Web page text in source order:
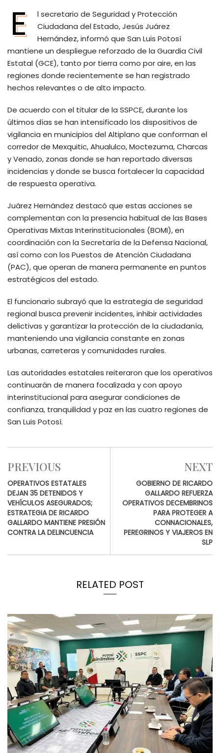
E
l secretario de Seguridad y Protección
Ciudadana del Estado, Jesús Juárez
Hernández, informó que San Luis Potosí
mantiene un despliegue reforzado de la Guardia Civil
Estatal (GCE), tanto por tierra como por aire, en las
regiones donde recientemente se han registrado
hechos relevantes o de alto impacto.
De acuerdo con el titular de la SSPCE, durante los
últimos días se han intensificado los dispositivos de
vigilancia en municipios del Altiplano que conforman el
corredor de Mexquitic, Ahualulco, Moctezuma, Charcas
y Venado, zonas donde se han reportado diversas
incidencias y donde se busca fortalecer la capacidad
de respuesta operativa.
Juárez Hernández destacó que estas acciones se
complementan con la presencia habitual de las Bases
Operativas Mixtas Interinstitucionales (BOMI), en
coordinación con la Secretaría de la Defensa Nacional,
así como con los Puestos de Atención Ciudadana
(PAC), que operan de manera permanente en puntos
estratégicos del estado.
El funcionario subrayó que la estrategia de seguridad
regional busca prevenir incidentes, inhibir actividades
delictivas y garantizar la protección de la ciudadanía,
manteniendo una vigilancia constante en zonas
urbanas, carreteras y comunidades rurales.
Las autoridades estatales reiteraron que los operativos
continuarán de manera focalizada y con apoyo
interinstitucional para asegurar condiciones de
confianza, tranquilidad y paz en las cuatro regiones de
San Luis Potosí.
PREVIOUS
OPERATIVOS ESTATALES
DEJAN 35 DETENIDOS Y
VEHÍCULOS ASEGURADOS;
ESTRATEGIA DE RICARDO
GALLARDO MANTIENE PRESIÓN
CONTRA LA DELINCUENCIA
NEXT
GOBIERNO DE RICARDO
GALLARDO REFUERZA
OPERATIVOS DECEMBRINOS
PARA PROTEGER A
CONNACIONALES,
PEREGRINOS Y VIAJEROS EN
SLP
RELATED POST